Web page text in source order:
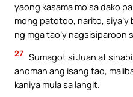
yaong kasama mo sa dako
mong patotoo, narito,
ng mga tao’y nagsisiparoon
27 Sumagot si Juan at
anoman ang isang tao,
kaniya mula sa langit.